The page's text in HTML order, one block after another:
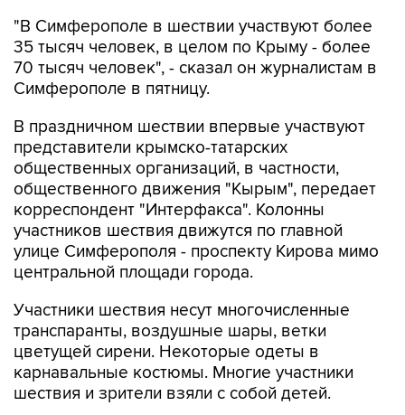
"В Симферополе в шествии участвуют более
35 тысяч человек, в целом по Крыму - более
70 тысяч человек", - сказал он журналистам в
Симферополе в пятницу.
В праздничном шествии впервые участвуют
представители крымско-татарских
общественных организаций, в частности,
общественного движения "Кырым", передает
корреспондент "Интерфакса". Колонны
участников шествия движутся по главной
улице Симферополя - проспекту Кирова мимо
центральной площади города.
Участники шествия несут многочисленные
транспаранты, воздушные шары, ветки
цветущей сирени. Некоторые одеты в
карнавальные костюмы. Многие участники
шествия и зрители взяли с собой детей.